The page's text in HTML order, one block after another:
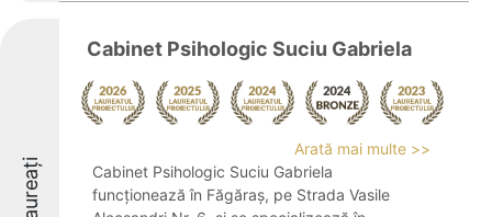
Laureați
Cabinet Psihologic Suciu Gabriela
Arată mai multe >>
Cabinet Psihologic Suciu Gabriela
funcționează în Făgăraș, pe Strada Vasile